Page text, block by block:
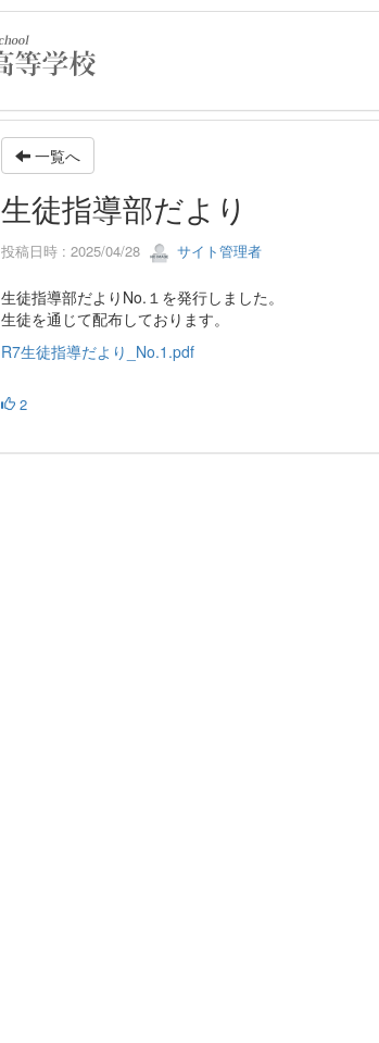
一覧へ
生徒指導部だより
投稿日時 : 2025/04/28 サイト管理者
生徒指導部だよりNo.１を発行しました。
生徒を通じて配布しております。
R7生徒指導だより_No.1.pdf
2